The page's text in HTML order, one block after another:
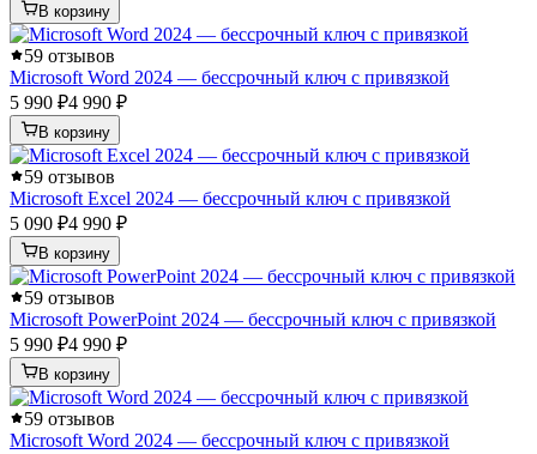
В корзину
59 отзывов
Microsoft Word 2024 — бессрочный ключ с привязкой
5 990 ₽4 990 ₽
В корзину
59 отзывов
Microsoft Excel 2024 — бессрочный ключ с привязкой
5 090 ₽4 990 ₽
В корзину
59 отзывов
Microsoft PowerPoint 2024 — бессрочный ключ с привязкой
5 990 ₽4 990 ₽
В корзину
59 отзывов
Microsoft Word 2024 — бессрочный ключ с привязкой